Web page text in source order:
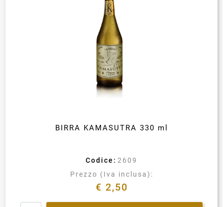
BIRRA KAMASUTRA 330 ml
Codice: 2609
Prezzo (Iva inclusa):
€ 2,50